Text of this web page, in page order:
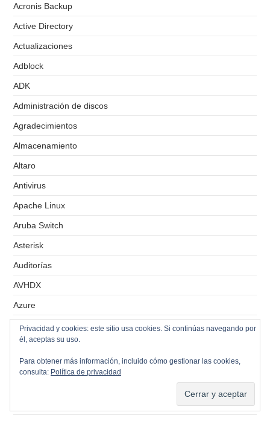
Acronis Backup
Active Directory
Actualizaciones
Adblock
ADK
Administración de discos
Agradecimientos
Almacenamiento
Altaro
Antivirus
Apache Linux
Aruba Switch
Asterisk
Auditorías
AVHDX
Azure
Azure – Alertas
Azure – Almacenes de recovery services
Azure – Aplicaciones
Privacidad y cookies: este sitio usa cookies. Si continúas navegando por
él, aceptas su uso.
Para obtener más información, incluido cómo gestionar las cookies,
consulta: Política de privacidad